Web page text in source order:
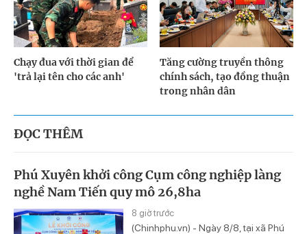
Chạy đua với thời gian để
'trả lại tên cho các anh'
Tăng cường truyền thông
chính sách, tạo đồng thuận
trong nhân dân
ĐỌC THÊM
Phú Xuyên khởi công Cụm công nghiệp làng
nghề Nam Tiến quy mô 26,8ha
8 giờ trước
(Chinhphu.vn) - Ngày 8/8, tại xã Phú